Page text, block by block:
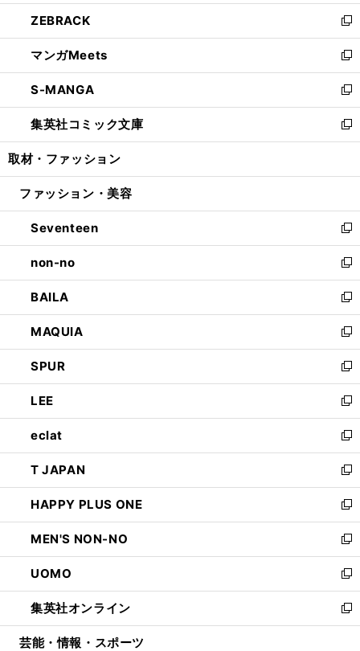
開
く
ウ
で
開
く
ン
ド
ウ
で
開
く
ウ
ィ
ン
ド
ウ
で
開
く
し
い
ウ
ィ
ン
ド
ウ
で
開
ZEBRACK
新
し
い
ウ
ィ
ン
ド
ウ
開
マンガMeets
新
し
い
ウ
ィ
ン
ウ
開
く
S-MANGA
新
し
い
ウ
ン
ウ
で
開
く
集英社コミック文庫
新
し
ウ
ン
ド
ウ
で
開
く
取材・ファッション
ファッション・美容
Seventeen
新
し
い
ウ
ィ
ン
ド
ウ
で
開
く
non-no
新
し
い
ウ
ィ
ン
ド
ウ
で
開
く
BAILA
新
し
い
ウ
ィ
ン
ド
ウ
で
開
く
MAQUIA
新
し
い
ウ
ィ
ン
ド
ウ
で
開
く
SPUR
新
し
い
ウ
ィ
ン
ド
ウ
で
開
く
LEE
新
し
い
ウ
ィ
ン
ド
ウ
で
開
く
eclat
新
し
い
ウ
ィ
ン
ド
ウ
で
開
く
T JAPAN
新
し
い
ウ
ィ
ン
ド
ウ
で
開
HAPPY PLUS ONE
新
し
い
ウ
ィ
ン
ド
ウ
MEN'S NON-NO
新
し
い
ウ
ィ
ン
UOMO
新
し
い
ウ
集英社オンライン
新
し
芸能・情報・スポーツ